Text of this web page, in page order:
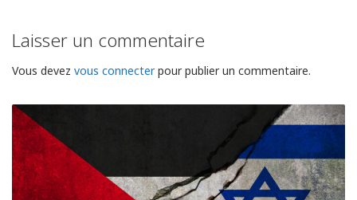
Laisser un commentaire
Vous devez vous connecterpour publier un commentaire.